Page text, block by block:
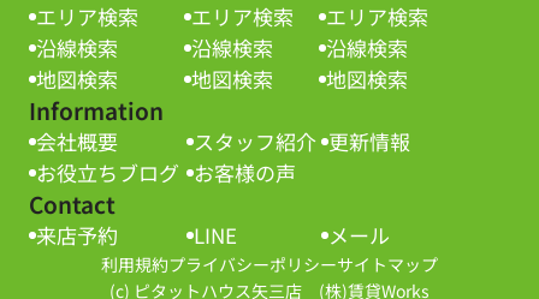
エリア検索
沿線検索
地図検索
エリア検索
沿線検索
地図検索
エリア検索
沿線検索
地図検索
Information
会社概要 スタッフ紹介 更新情報
お役立ちブログ お客様の声
Contact
来店予約 LINE メール
利用規約プライバシーポリシーサイトマップ
(c) ピタットハウス矢三店 (株)賃貸Works